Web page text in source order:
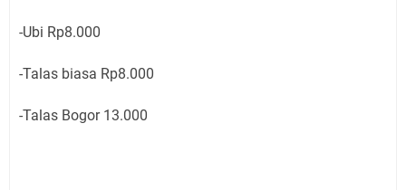
-Ubi Rp8.000
-Talas biasa Rp8.000
-Talas Bogor 13.000